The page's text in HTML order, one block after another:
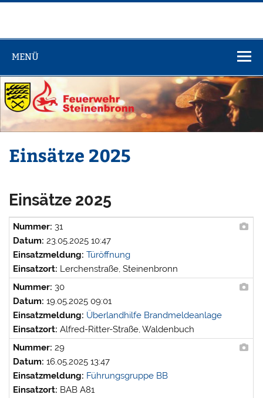
Zum
Steinenbronn
MENÜ
Einsätze 2025
Einsätze 2025
Nummer: 31
Datum: 23.05.2025 10:47
Einsatzmeldung: Türöffnung
Einsatzort: Lerchenstraße, Steinenbronn
Nummer: 30
Datum: 19.05.2025 09:01
Einsatzmeldung: Überlandhilfe Brandmeldeanlage
Einsatzort: Alfred-Ritter-Straße, Waldenbuch
Nummer: 29
Datum: 16.05.2025 13:47
Einsatzmeldung: Führungsgruppe BB
Einsatzort: BAB A81